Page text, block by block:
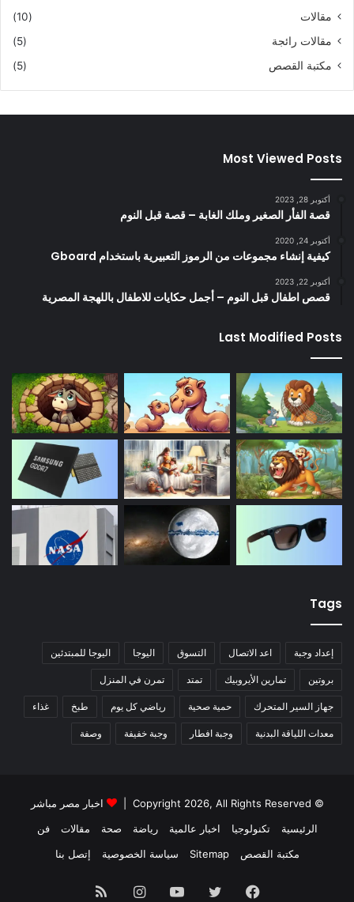
مقالات
(10)
مقالات رائجة
(5)
مكتبة القصص
(5)
Most Viewed Posts
أكتوبر 28, 2023
قصة الفأر الصغير وملك الغابة – قصة قبل النوم
أكتوبر 24, 2020
كيفية إنشاء مجموعات من الرموز التعبيرية باستخدام Gboard
أكتوبر 22, 2023
قصص اطفال قبل النوم – أجمل حكايات للاطفال باللهجة المصرية
Last Modified Posts
Tags
إعداد وجبة اعد الاتصال التسوق اليوجا اليوجا للمبتدئين
بروتين تمارين الأيروبيك تمتد تمرن في المنزل
جهاز السير المتحرك حمية صحية رياضي كل يوم طبخ غذاء
معدات اللياقة البدنية وجبة افطار وجبة خفيفة وصفة
© Copyright 2026, All Rights Reserved |
اخبار مصر مباشر
الرئيسية
تكنولوجيا اخبار عالمية رياضة صحة مقالات
فن
مكتبة القصص
Sitemap سياسة الخصوصية إتصل بنا
فيسبوك تويتر يوتيوب انستقرام